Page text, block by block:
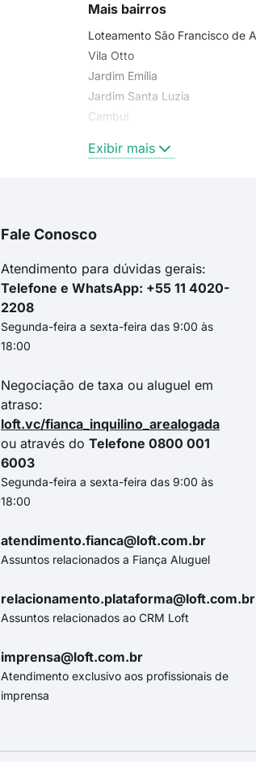
Mais bairros
Loteamento São Francisco de
Vila Otto
Jardim Emília
Jardim Santa Luzia
Cambuí
Exibir mais
Fale Conosco
Atendimento para dúvidas gerais:
Telefone e WhatsApp: +55 11 4020-
2208
Segunda-feira a sexta-feira das 9:00 às
18:00
Negociação de taxa ou aluguel em
atraso:
loft.vc/fianca_inquilino_arealogada
ou através do Telefone 0800 001
6003
Segunda-feira a sexta-feira das 9:00 às
18:00
atendimento.fianca@loft.com.br
Assuntos relacionados a Fiança Aluguel
relacionamento.plataforma@loft.com.br
Assuntos relacionados ao CRM Loft
imprensa@loft.com.br
Atendimento exclusivo aos profissionais de
imprensa